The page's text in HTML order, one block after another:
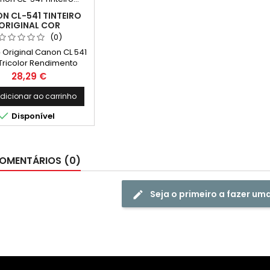
CL-541 TINTEIRO
COR
(0)
Canon CL 541
Rendimento
180 Páginas* *(Média
na norma ISO/IEC
impressão contínua. O
real varia
com base
das páginas
Preço
28,29 €
ao carrinho
 Disponível
(0)
Seja o primeiro a fazer